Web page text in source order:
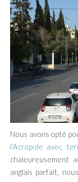
Nous avons opté
l’Acropole avec
chaleureusement
anglais parfait,